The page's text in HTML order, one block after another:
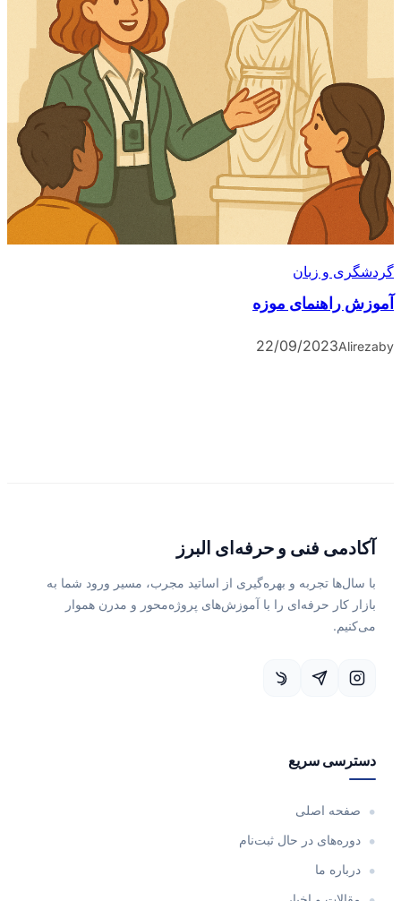
گردشگری و زبان
آموزش راهنمای موزه
by
Alireza
22/09/2023
آکادمی فنی و حرفه‌ای البرز
با سال‌ها تجربه و بهره‌گیری از اساتید مجرب، مسیر ورود شما به
بازار کار حرفه‌ای را با آموزش‌های پروژه‌محور و مدرن هموار
می‌کنیم.
دسترسی سریع
صفحه اصلی
دوره‌های در حال ثبت‌نام
درباره ما